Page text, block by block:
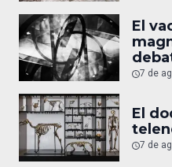
El
7 de
El
7 de